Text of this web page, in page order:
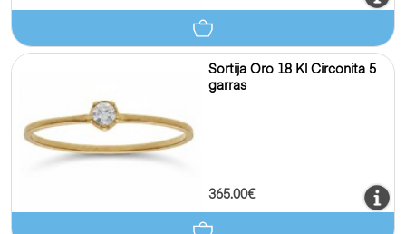
Sortija Oro 18 Kl Circonita 5
garras
365.00€